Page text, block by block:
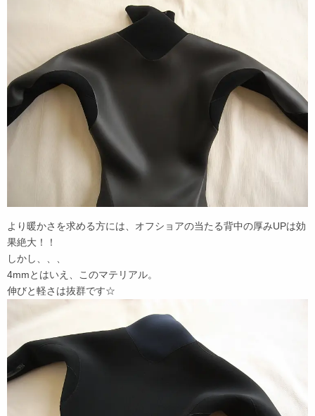
より暖かさを求める方には、オフショアの当たる背中の厚みUPは効
果絶大！！
しかし、、、
4mmとはいえ、このマテリアル。
伸びと軽さは抜群です☆